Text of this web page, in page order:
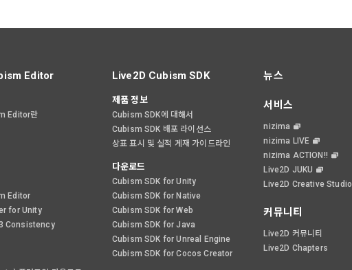
Editor
Editor란
Editor
for Unity
Consistency
Live2D Cubism SDK
제품 정보
Cubism SDK에 대해서
Cubism SDK 배포 라이선스
상표 표시 및 실적 게재 가이드라인
다운로드
Cubism SDK for Unity
Cubism SDK for Native
Cubism SDK for Web
Cubism SDK for Java
Cubism SDK for Unreal Engine
Cubism SDK for Cocos Creator
뉴스
서비스
nizima
nizima LIVE
nizima ACTION!!
Live2D JUKU
Live2D Creative Studio
커뮤니티
Live2D 커뮤니티
Live2D Chapters